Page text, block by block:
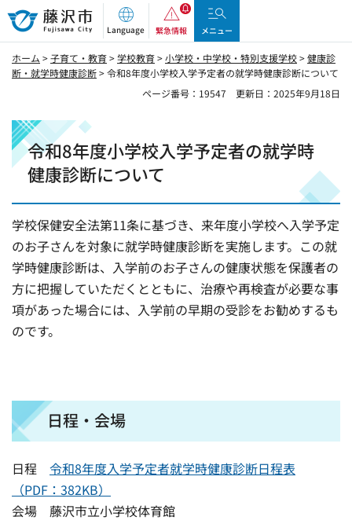
藤沢市
Language 緊急情報 メニュー
ホーム >子育て・教育>学校教育>小学校・中学校・特別支援学校>健康診
断・就学時健康診断> 令和8年度小学校入学予定者の就学時健康診断について
ページ番号：19547
更新日：2025年9月18日
令和8年度小学校入学予定者の就学時
健康診断について
学校保健安全法第11条に基づき、来年度小学校へ入学予定
のお子さんを対象に就学時健康診断を実施します。この就
学時健康診断は、入学前のお子さんの健康状態を保護者の
方に把握していただくとともに、治療や再検査が必要な事
項があった場合には、入学前の早期の受診をお勧めするも
のです。
日程・会場
日程 令和8年度入学予定者就学時健康診断日程表
（PDF：382KB）
会場 藤沢市立小学校体育館